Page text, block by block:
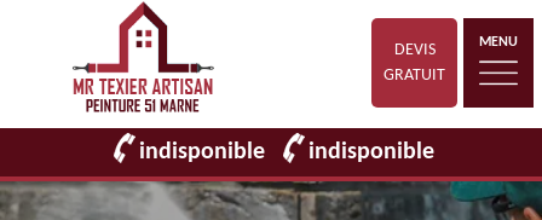
DEVIS
GRATUIT
MENU
indisponible indisponible